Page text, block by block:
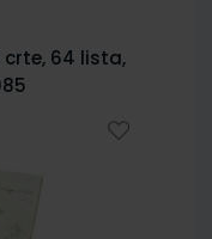
crte, 64 lista,